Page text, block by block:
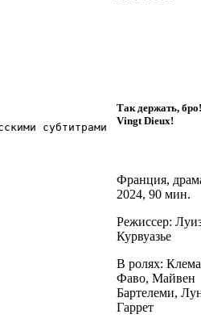
субтитрами
Так держать,
Vingt Dieux!
Франция, д
2024, 90 мин.
Режиссер:
Курвуазье
В ролях:
Фаво, Майвен
Бартелеми,
Гаррет